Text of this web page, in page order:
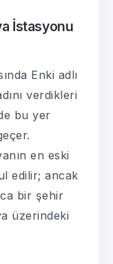
İstasyonu
Enki adlı
verdikleri
bu yer
en eski
edilir; ancak
bir şehir
üzerindeki